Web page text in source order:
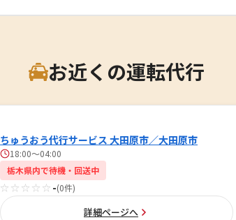
お近くの運転代行
ちゅうおう代行サービス 大田原市／大田原市
18:00～04:00
栃木県内で待機・回送中
☆☆☆☆☆ -(0件)
詳細ページへ